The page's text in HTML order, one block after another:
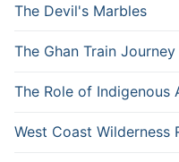
The Devil's Marbles
The Ghan Train Journey
The Role of Indigenous
West Coast Wilderness